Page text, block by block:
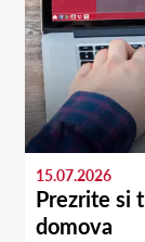
15.07.2026
Prezrite si
domova